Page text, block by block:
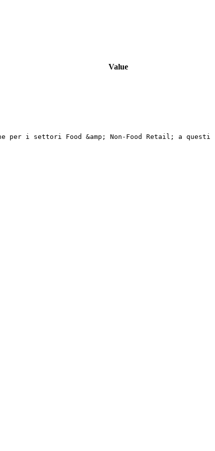
Value
i settori Food &amp; Non-Food Retail; a